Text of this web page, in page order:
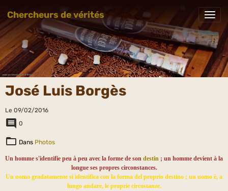
Chercheurs de vérités
José Luis Borgès
Le 09/02/2016
0
Dans Photos
Un homme s'identifie peu à peu avec la forme de son destin ; un homme devient à la
longue ses propres circonstances.
Un uomo gradatamente si identifica con la forma del proprio destino ; un uomo è, a
lungo andare, le proprie circostanze.